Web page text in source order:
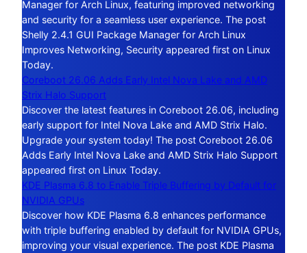
Manager for Arch Linux, featuring improved networking
and security for a seamless user experience. The post
Shelly 2.4.1 GUI Package Manager for Arch Linux
Improves Networking, Security appeared first on Linux
Today.
Coreboot 26.06 Adds Early Intel Nova Lake and AMD
Strix Halo Support
Discover the latest features in Coreboot 26.06, including
early support for Intel Nova Lake and AMD Strix Halo.
Upgrade your system today! The post Coreboot 26.06
Adds Early Intel Nova Lake and AMD Strix Halo Support
appeared first on Linux Today.
KDE Plasma 6.8 to Enable Triple Buffering by Default for
NVIDIA GPUs
Discover how KDE Plasma 6.8 enhances performance
with triple buffering enabled by default for NVIDIA GPUs,
improving your visual experience. The post KDE Plasma